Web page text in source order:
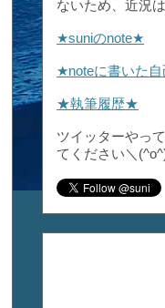
ないため、近況
★suniのnote★
★noteに書いた
★執筆履歴★
ツイッターやっ
てください＼